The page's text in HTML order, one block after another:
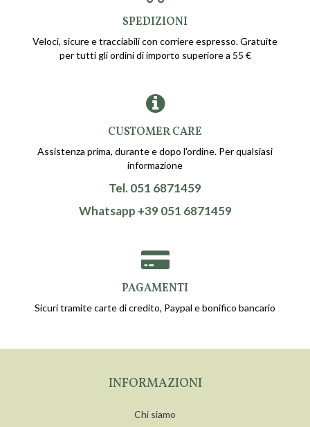
SPEDIZIONI
Veloci, sicure e tracciabili con corriere espresso. Gratuite
per tutti gli ordini di importo superiore a 55 €
CUSTOMER CARE
Assistenza prima, durante e dopo l'ordine. Per qualsiasi
informazione
Tel. 051 6871459
Whatsapp +39 051 6871459
PAGAMENTI
Sicuri tramite carte di credito, Paypal e bonifico bancario
INFORMAZIONI
Chi siamo